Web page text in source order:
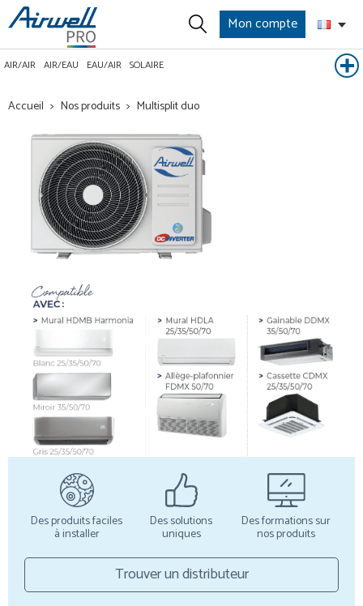
Mon compte
AIR/AIR AIR/EAU EAU/AIR SOLAIRE
Accueil Nos produits Multisplit duo
Des produits faciles
à installer
Des solutions
uniques
Des formations sur
nos produits
Trouver un distributeur